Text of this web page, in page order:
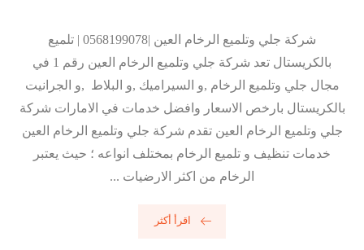
شركة جلي وتلميع الرخام العين |0568199078 | تلميع
بالكريستال تعد شركة جلي وتلميع الرخام العين رقم 1 في
مجال جلي وتلميع الرخام ,و السيراميك ,و البلاط ,و الجرانيت
بالكريستال بارخص الاسعار وافضل خدمات في الامارات شركة
جلي وتلميع الرخام العين تقدم شركة جلي وتلميع الرخام العين
خدمات تنظيف و تلميع الرخام بمختلف انواعه ؛ حيث يعتبر
الرخام من اكثر الارضيات ...
اقرأ أكثر